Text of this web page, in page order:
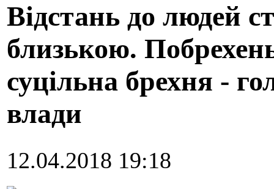
Відстань до людей
близькою.
суцільна брехня -
влади
12.04.2018 19:18